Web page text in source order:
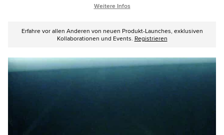
Weitere Infos
Erfahre vor allen Anderen von neuen Produkt-Launches, exklusiven
Kollaborationen und Events. Registrieren